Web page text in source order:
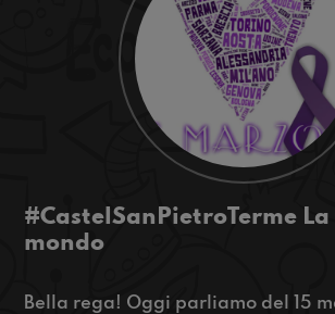
#CastelSanPietroTerme La
mondo
Bella rega! Oggi parliamo del 15